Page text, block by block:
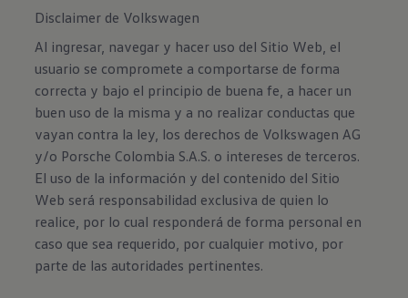
Disclaimer de Volkswagen
Al ingresar, navegar y hacer uso del Sitio Web, el
usuario se compromete a comportarse de forma
correcta y bajo el principio de buena fe, a hacer un
buen uso de la misma y a no realizar conductas que
vayan contra la ley, los derechos de Volkswagen AG
y/o Porsche Colombia S.A.S. o intereses de terceros.
El uso de la información y del contenido del Sitio
Web será responsabilidad exclusiva de quien lo
realice, por lo cual responderá de forma personal en
caso que sea requerido, por cualquier motivo, por
parte de las autoridades pertinentes.